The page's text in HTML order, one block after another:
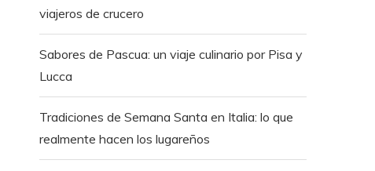
viajeros de crucero
Sabores de Pascua: un viaje culinario por Pisa y
Lucca
Tradiciones de Semana Santa en Italia: lo que
realmente hacen los lugareños